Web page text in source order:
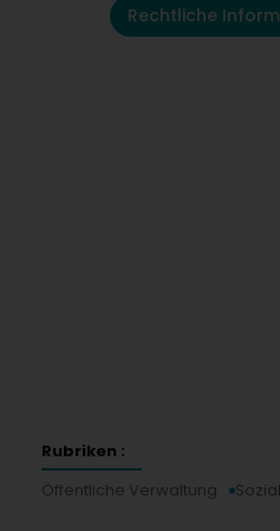
Rechtliche
Rubriken :
Öffentliche Verwaltung